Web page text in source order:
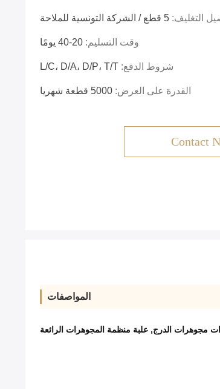
التغليف: 5 قطع / الشركة التونسية للملاحة
وقت التسليم: 20-40 يومًا
شروط الدفع: L/C، D/A، D/P، T/T
القدرة على العرض: 5000 قطعة شهريا
Contact
المواصفات
مجوهرات الدرج, علبة منظمة المجوهرات الرائعة